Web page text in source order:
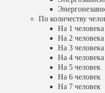
На 8 человек
На 9 человек
На 10 человек
На 12 человек
На 15 человек
По размеру и форме
Мини
Маленький
Небольшой
Большой
По количеству
На 1 человека
На 2 человека
На 3 человека
На 4 человека
На 5 человек
На 6 человек
На 7 человек